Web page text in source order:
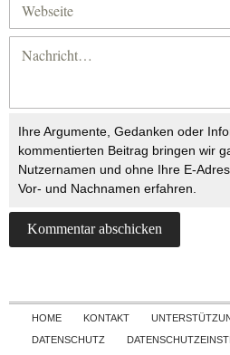
Ihre Argumente, Gedanken oder
kommentierten Beitrag bringen wir
Nutzernamen und ohne Ihre E-
Vor- und Nachnamen erfahren.
Skip
HOME KONTAKT
DATENSCHUTZ